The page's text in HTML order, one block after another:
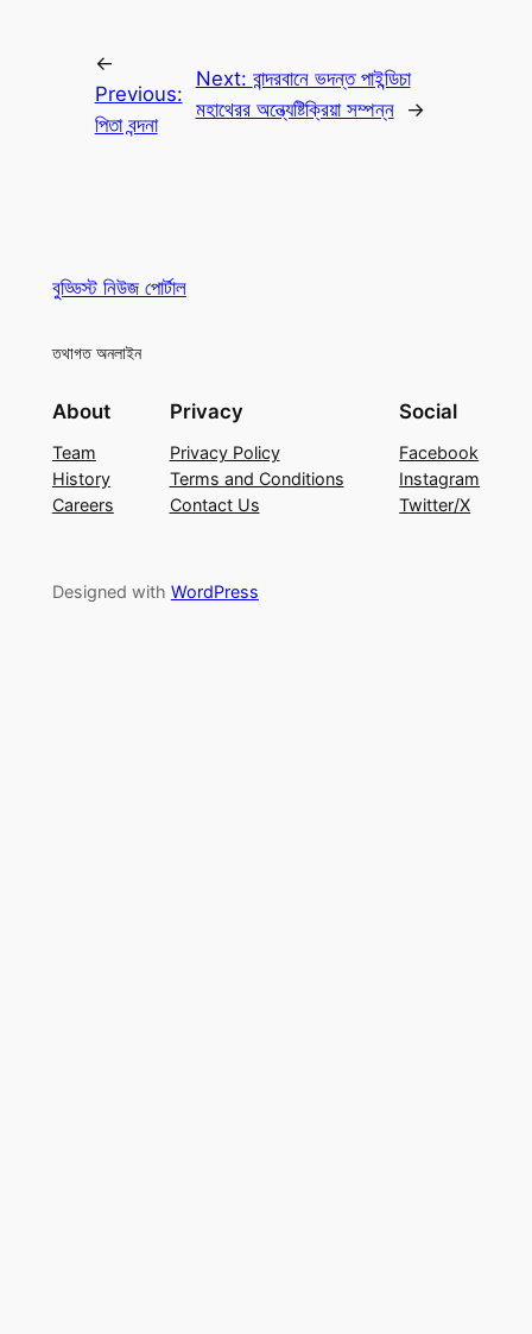
←
Previous:
পিতা বন্দনা
Next: বান্দরবানে ভদন্ত পাইন্ডিচা
মহাথেরর অন্ত্যেষ্টিক্রিয়া সম্পন্ন
→
বুড্ডিস্ট নিউজ পোর্টাল
তথাগত অনলাইন
About
Team
History
Careers
Privacy
Privacy Policy
Terms and Conditions
Contact Us
Social
Facebook
Instagram
Twitter/X
Designed with WordPress